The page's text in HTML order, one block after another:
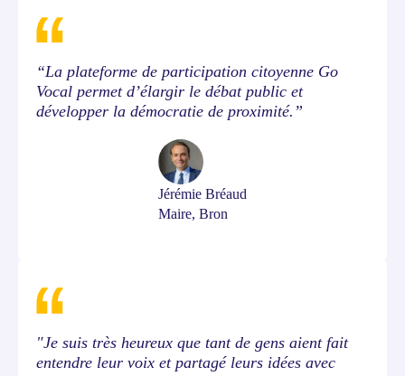
“La plateforme de participation citoyenne Go
Vocal permet d’élargir le débat public et
développer la démocratie de proximité.”
Jérémie Bréaud
Maire, Bron
"Je suis très heureux que tant de gens aient fait
entendre leur voix et partagé leurs idées avec